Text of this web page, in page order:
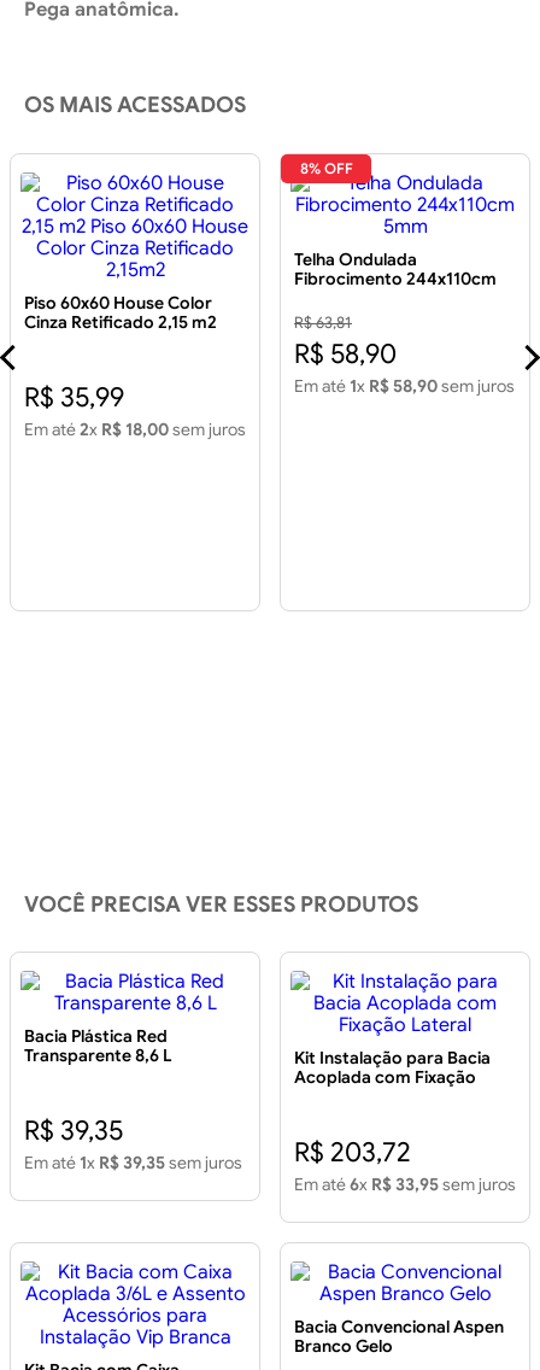
Pega anatômica.
OS MAIS ACESSADOS
Piso 60x60 House Color
Cinza Retificado 2,15 m2
R$ 35,99
Em até2x R$ 18,00sem juros
8% OFF
Telha Ondulada
Fibrocimento 244x110cm
R$ 63,81
R$ 58,90
Em até 1x R$ 58,90sem juros
VOCÊ PRECISA VER ESSES PRODUTOS
Bacia Plástica Red
Transparente 8,6 L
R$ 39,35
Em até 1x R$ 39,35sem juros
Kit Instalação para Bacia
Acoplada com Fixação
R$ 203,72
Em até6x R$ 33,95sem juros
Bacia Convencional Aspen
Branco Gelo